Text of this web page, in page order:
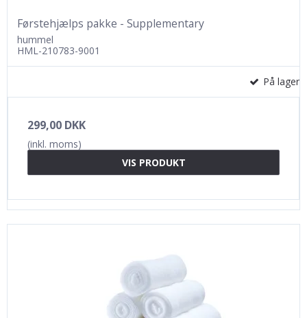
Førstehjælps pakke - Supplementary
hummel
HML-210783-9001
På lager
299,00 DKK
(inkl. moms)
VIS PRODUKT